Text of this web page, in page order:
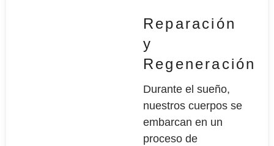
Reparación
y
Regeneración
Durante el sueño,
nuestros cuerpos se
embarcan en un
proceso de